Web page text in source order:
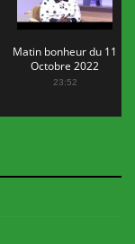
Matin bonheur du 11
Octobre 2022
23:52